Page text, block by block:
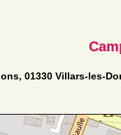
01330 Villars-les-